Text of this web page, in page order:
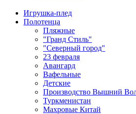
Игрушка-плед
Полотенца
Пляжные
"Гранд Стиль"
"Северный город"
23 февраля
Авангард
Вафельные
Детские
Производство Вышний
Туркменистан
Махровые Китай